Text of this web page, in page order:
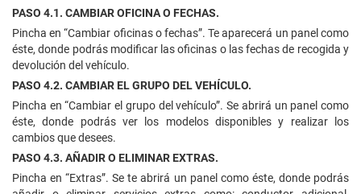
PASO 4.1. CAMBIAR OFICINA O FECHAS.
Pincha en “Cambiar oficinas o fechas”. Te aparecerá un panel como
éste, donde podrás modificar las oficinas o las fechas de recogida y
devolución del vehículo.
PASO 4.2. CAMBIAR EL GRUPO DEL VEHÍCULO.
Pincha en “Cambiar el grupo del vehículo”. Se abrirá un panel como
éste, donde podrás ver los modelos disponibles y realizar los
cambios que desees.
PASO 4.3. AÑADIR O ELIMINAR EXTRAS.
Pincha en “Extras”. Se te abrirá un panel como éste, donde podrás